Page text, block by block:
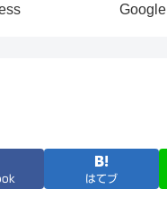
Google
はてブ